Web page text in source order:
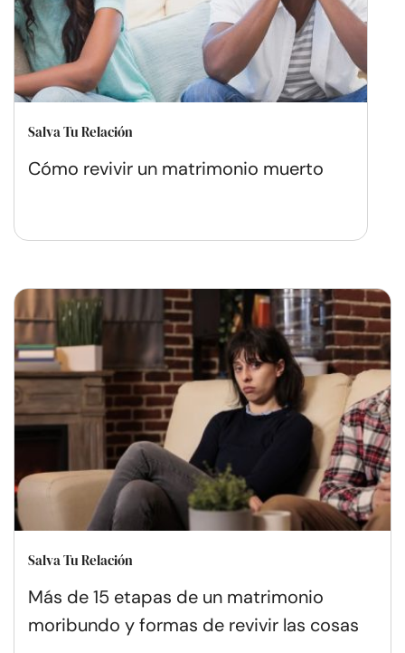
Salva Tu Relación
Cómo revivir un matrimonio muerto
Salva Tu Relación
Más de 15 etapas de un matrimonio
moribundo y formas de revivir las cosas